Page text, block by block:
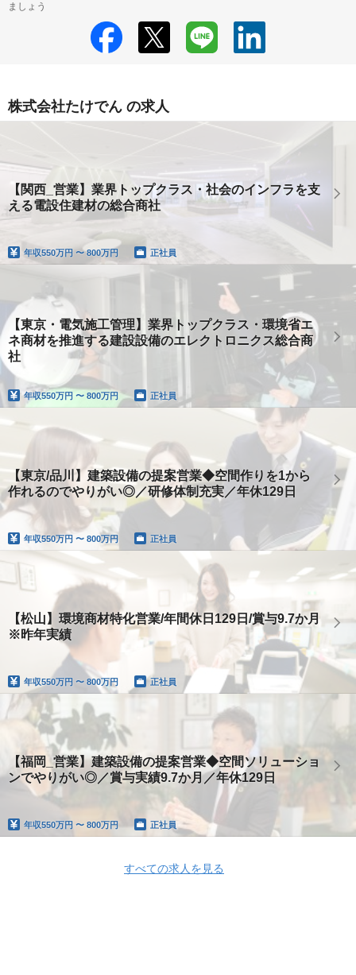
ましょう
株式会社たけでん の求人
【関西_営業】業界トップクラス・社会のインフラを支
える電設住建材の総合商社
年収550万円 〜 800万円 正社員
【東京・電気施工管理】業界トップクラス・環境省エ
ネ商材を推進する建設設備のエレクトロニクス総合商
社
年収550万円 〜 800万円 正社員
【東京/品川】建築設備の提案営業◆空間作りを1から
作れるのでやりがい◎／研修体制充実／年休129日
年収550万円 〜 800万円 正社員
【松山】環境商材特化営業/年間休日129日/賞与9.7か月
※昨年実績
年収550万円 〜 800万円 正社員
【福岡_営業】建築設備の提案営業◆空間ソリューショ
ンでやりがい◎／賞与実績9.7か月／年休129日
年収550万円 〜 800万円 正社員
すべての求人を見る